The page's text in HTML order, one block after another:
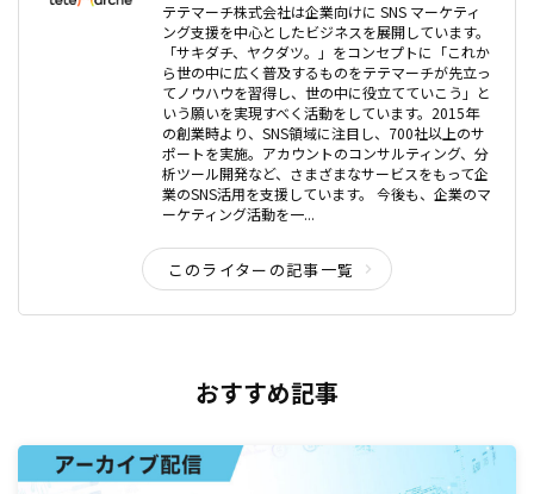
テテマーチ株式会社は企業向けに SNS マーケティ
ング支援を中心としたビジネスを展開しています。
「サキダチ、ヤクダツ。」をコンセプトに「これか
ら世の中に広く普及するものをテテマーチが先立っ
てノウハウを習得し、世の中に役立てていこう」と
いう願いを実現すべく活動をしています。2015年
の創業時より、SNS領域に注目し、700社以上のサ
ポートを実施。アカウントのコンサルティング、分
析ツール開発など、さまざまなサービスをもって企
業のSNS活用を支援しています。 今後も、企業のマ
ーケティング活動を一...
このライターの記事一覧
おすすめ記事